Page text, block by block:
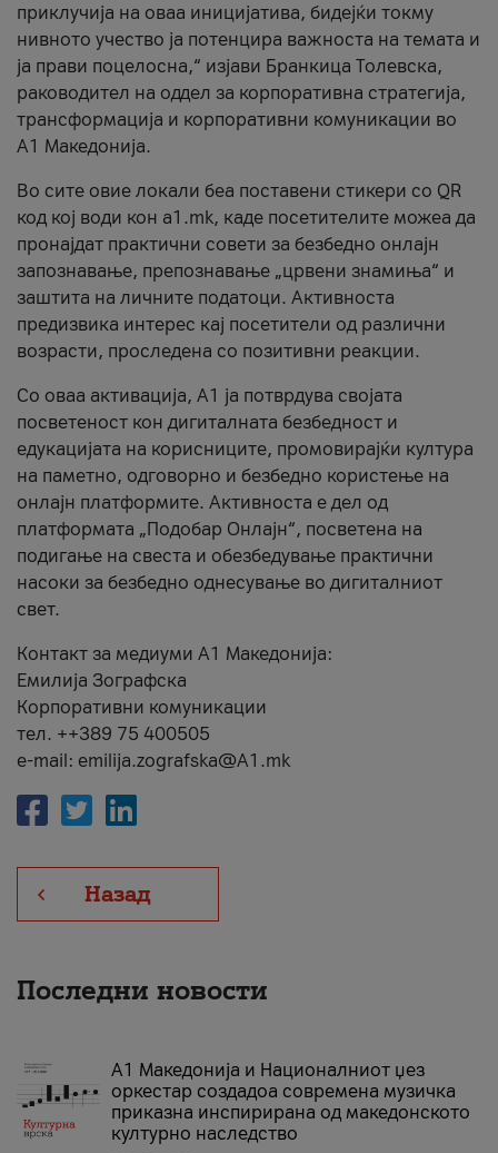
приклучија на оваа иницијатива, бидејќи токму
нивното учество ја потенцира важноста на темата и
ја прави поцелосна,“ изјави Бранкица Толевска,
раководител на оддел за корпоративна стратегија,
трансформација и корпоративни комуникации во
А1 Македонија.
Во сите овие локали беа поставени стикери со QR
код кој води кон a1.mk, каде посетителите можеа да
пронајдат практични совети за безбедно онлајн
запознавање, препознавање „црвени знамиња“ и
заштита на личните податоци. Активноста
предизвика интерес кај посетители од различни
возрасти, проследена со позитивни реакции.
Со оваа активација, А1 ја потврдува својата
посветеност кон дигиталната безбедност и
едукацијата на корисниците, промовирајќи култура
на паметно, одговорно и безбедно користење на
онлајн платформите. Активноста е дел од
платформата „Подобар Онлајн“, посветена на
подигање на свеста и обезбедување практични
насоки за безбедно однесување во дигиталниот
свет.
Контакт за медиуми А1 Македонија:
Емилија Зографска
Корпоративни комуникации
тел. ++389 75 400505
e-mail: emilija.zografska@A1.mk
Назад
Последни новости
А1 Македонија и Националниот џез
оркестар создадоа современа музичка
приказна инспирирана од македонското
културно наследство